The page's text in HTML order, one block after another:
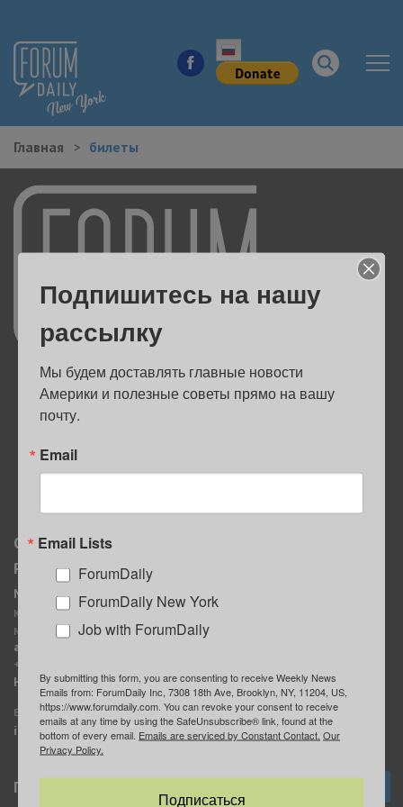
КУДА ПОЙТИ В ГОРОДЕ
ЗДОРОВЬЕ
РАБОТА И БИЗНЕС
ЖИЛЬЕ
ОБРАЗОВАНИЕ
Главная билеты
О нас
Реклама
MediaKit
Контактное лицо:
Марина Баранчук
ad@forumdaily.com
+1 347-604-1261
Наши рекламодатели
E-mail редакции:
info@forumdaily.com
Группа “ИЩУ СОВЕТА”
ForumDaily
Подписка
Подпишитесь на нашу
рассылку
Мы будем доставлять главные новости
Америки и полезные советы прямо на вашу
почту.
Email
Email Lists
ForumDaily
ForumDaily New York
Job with ForumDaily
By submitting this form, you are consenting to receive Weekly News
Emails from: ForumDaily Inc, 7308 18th Ave, Brooklyn, NY, 11204, US,
https://www.forumdaily.com. You can revoke your consent to receive
emails at any time by using the SafeUnsubscribe® link, found at the
bottom of every email. Emails are serviced by Constant Contact. Our
Privacy Policy.
Подписаться